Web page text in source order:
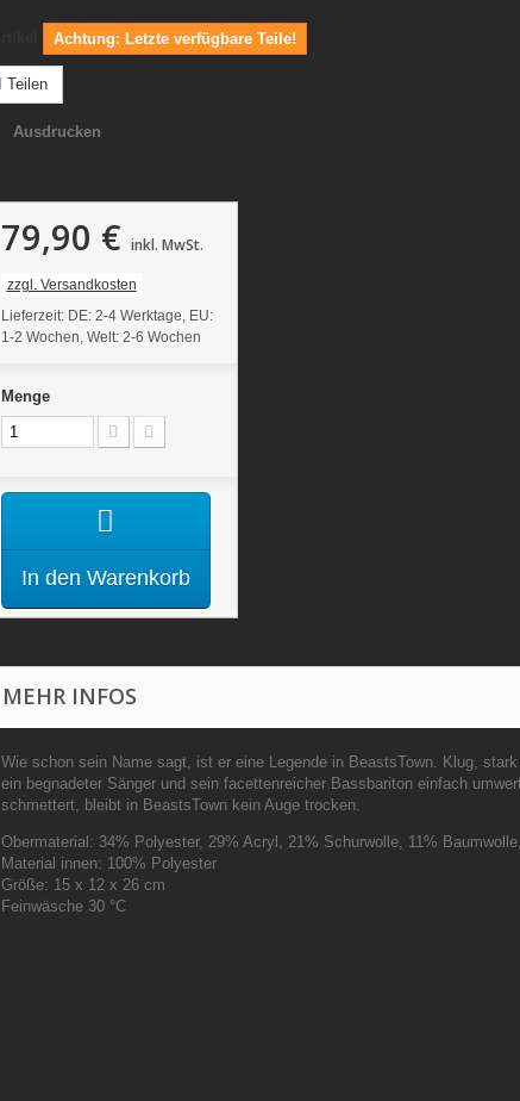
Achtung: Letzte verfügbare Teile!
Teilen
Ausdrucken
79,90 € inkl. MwSt.
zzgl. Versandkosten
Lieferzeit: DE: 2-4 Werktage, EU:
1-2 Wochen, Welt: 2-6 Wochen
Menge
In den Warenkorb
MEHR INFOS
Wie schon sein Name sagt, ist er eine Legende in BeastsTown. Klug,
ein begnadeter Sänger und sein facettenreicher Bassbariton einfach
schmettert, bleibt in BeastsTown kein Auge trocken.
Obermaterial: 34% Polyester, 29% Acryl, 21% Schurwolle, 11%
Material innen: 100% Polyester
Größe: 15 x 12 x 26cm
Feinwäsche 30 °C